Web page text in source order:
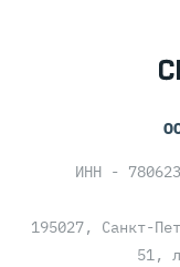
ИНН -
195027, Санкт-
51,